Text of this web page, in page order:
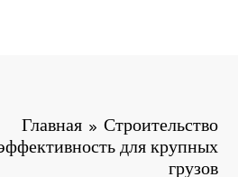
Главная
Строительство
для крупных
грузов